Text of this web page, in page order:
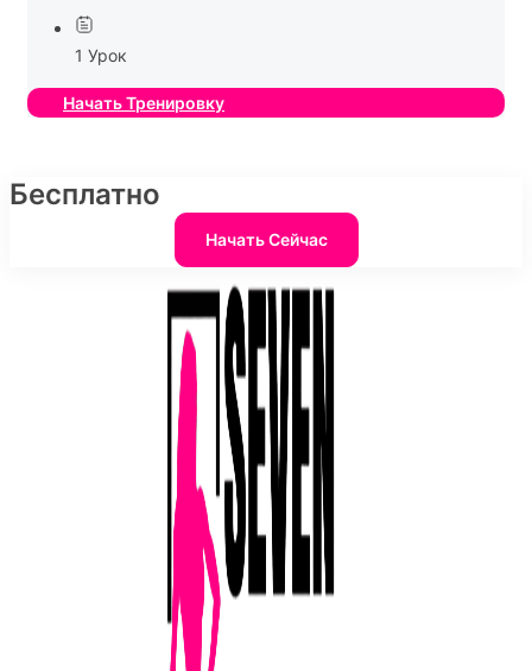
помогает не только увеличить амплитуду движений,...
1 Урок
Начать Тренировку
Бесплатно
Начать Сейчас